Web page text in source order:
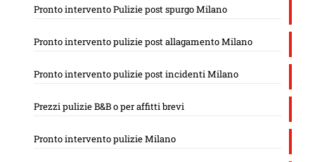
Pronto intervento Pulizie post spurgo Milano
Pronto intervento pulizie post allagamento Milano
Pronto intervento pulizie post incidenti Milano
Prezzi pulizie B&B o per affitti brevi
Pronto intervento pulizie Milano